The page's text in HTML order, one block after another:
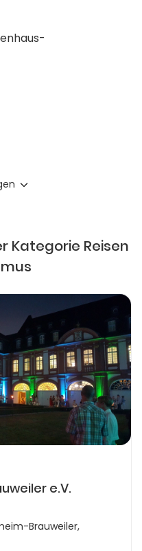
Kategorie Reisen
e.V.
Brauweiler,